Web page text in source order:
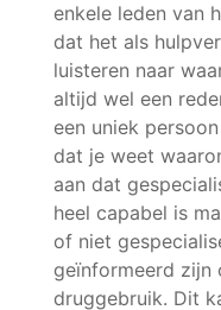
enkele leden van
dat het als
luisteren naar
altijd wel een
een uniek
dat je weet
aan dat
heel capabel is
of niet
geïnformeerd
druggebruik. Dit